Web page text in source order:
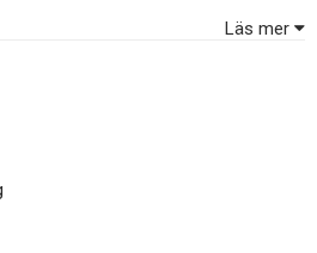
skapa snygg belysning under skåp,
profilens inne bredd.
Läs mer